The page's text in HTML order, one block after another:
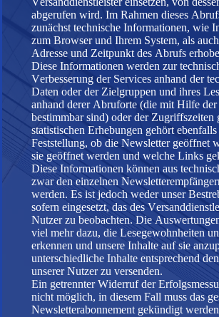
abgerufen wird. Im Rahmen dieses
zunächst technische Informationen, wie
zum Browser und Ihrem System, als
Adresse und Zeitpunkt des Abrufs
Diese Informationen werden zur
Verbesserung der Services anhand der
Daten oder der Zielgruppen und ihres
anhand derer Abruforte (die mit Hilfe der
bestimmbar sind) oder der Zugriffszeiten
statistischen Erhebungen gehört
Feststellung, ob die Newsletter geöffnet
sie geöffnet werden und welche Links
Diese Informationen können aus
zwar den einzelnen
werden. Es ist jedoch weder unser
sofern eingesetzt, das des
Nutzer zu beobachten. Die
viel mehr dazu, die Lesegewohnheiten
erkennen und unsere Inhalte auf sie
unterschiedliche Inhalte entsprechend
unserer Nutzer zu versenden.
Ein getrennter Widerruf der
nicht möglich, in diesem Fall muss das
Newsletterabonnement gekündigt